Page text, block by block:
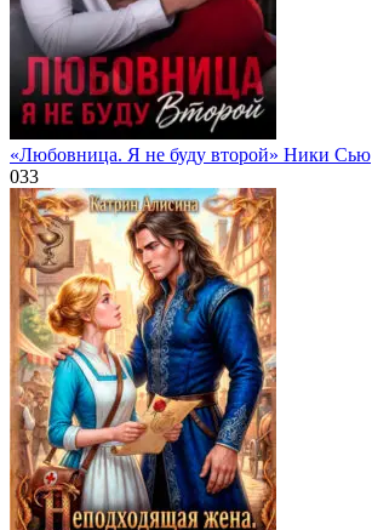
«Любовница. Я не буду второй» Ники Сью
033